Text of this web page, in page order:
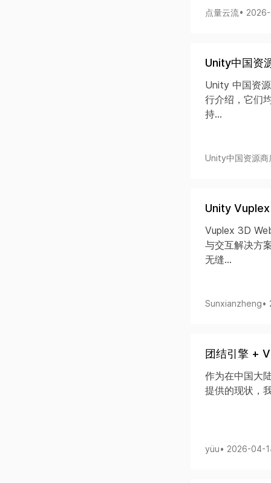
点量云流•
Unity中国资
Unity 中国资
行介绍，它们
持...
Unity中国资源商
Unity
Vuplex 3D
与交互解决方
无缝...
Sunxianzheng•
团结引擎 +
作为在中国大
提供的现状，
yüu• 2026-04-